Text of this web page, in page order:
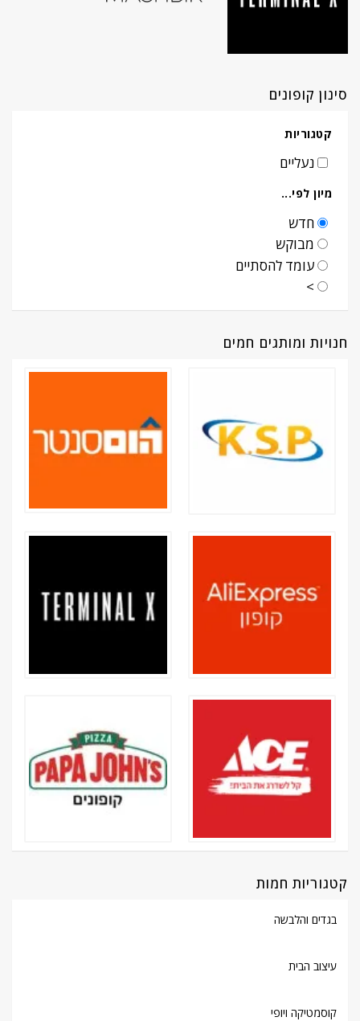
סינון קופונים
קטגוריות
נעליים
מיון לפי...
חדש
מבוקש
עומד להסתיים
>
חנויות ומותגים חמים
קטגוריות חמות
בגדים והלבשה
עיצוב הבית
קוסמטיקה ויופי